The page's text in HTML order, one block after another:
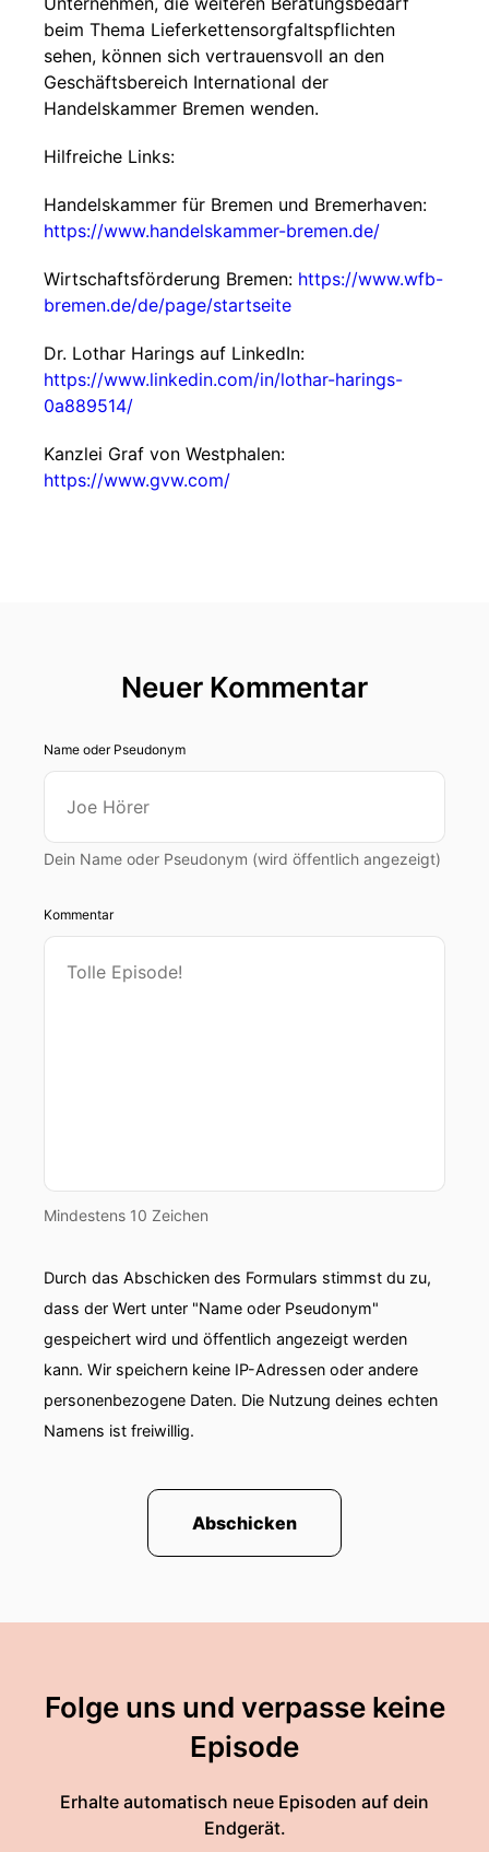
beim Thema Lieferkettensorgfaltspflichten
sehen, können sich vertrauensvoll an den
Geschäftsbereich International der
Handelskammer Bremen wenden.
Hilfreiche Links:
Handelskammer für Bremen und Bremerhaven:
https://www.handelskammer-bremen.de/
Wirtschaftsförderung Bremen: https://www.wfb-
bremen.de/de/page/startseite
Dr. Lothar Harings auf LinkedIn:
https://www.linkedin.com/in/lothar-harings-
0a889514/
Kanzlei Graf von Westphalen:
https://www.gvw.com/
Neuer Kommentar
Name oder Pseudonym
Dein Name oder Pseudonym (wird öffentlich angezeigt)
Kommentar
Mindestens 10 Zeichen
Durch das Abschicken des Formulars stimmst du zu,
dass der Wert unter "Name oder Pseudonym"
gespeichert wird und öffentlich angezeigt werden
kann. Wir speichern keine IP-Adressen oder andere
personenbezogene Daten. Die Nutzung deines echten
Namens ist freiwillig.
Abschicken
Folge uns und verpasse keine
Episode
Erhalte automatisch neue Episoden auf dein
Endgerät.